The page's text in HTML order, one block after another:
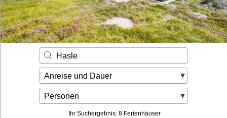
Kontakt
Gut zu wissen
Login
Hasle
Anreise und Dauer
Personen
Ihr Suchergebnis: 8 Ferienhäuser